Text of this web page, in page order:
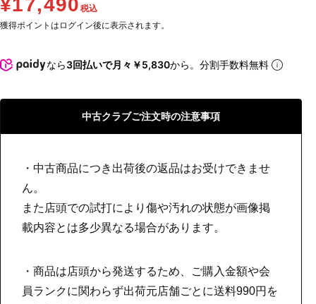
¥17,490 税込
獲得ポイントはログイン後に表示されます。
なら3回払いで月々￥5,830から。分割手数料無料
中古クラブご注文時の注意事項
・中古商品につき出荷後の返品はお受けできませ
ん。
また店頭での試打により傷や汚れの状態が画像掲
載内容とは多少異なる場合があります。
・商品は店頭から発送するため、ご購入金額や会
員ランクに関わらず出荷元店舗ごとに送料990円を